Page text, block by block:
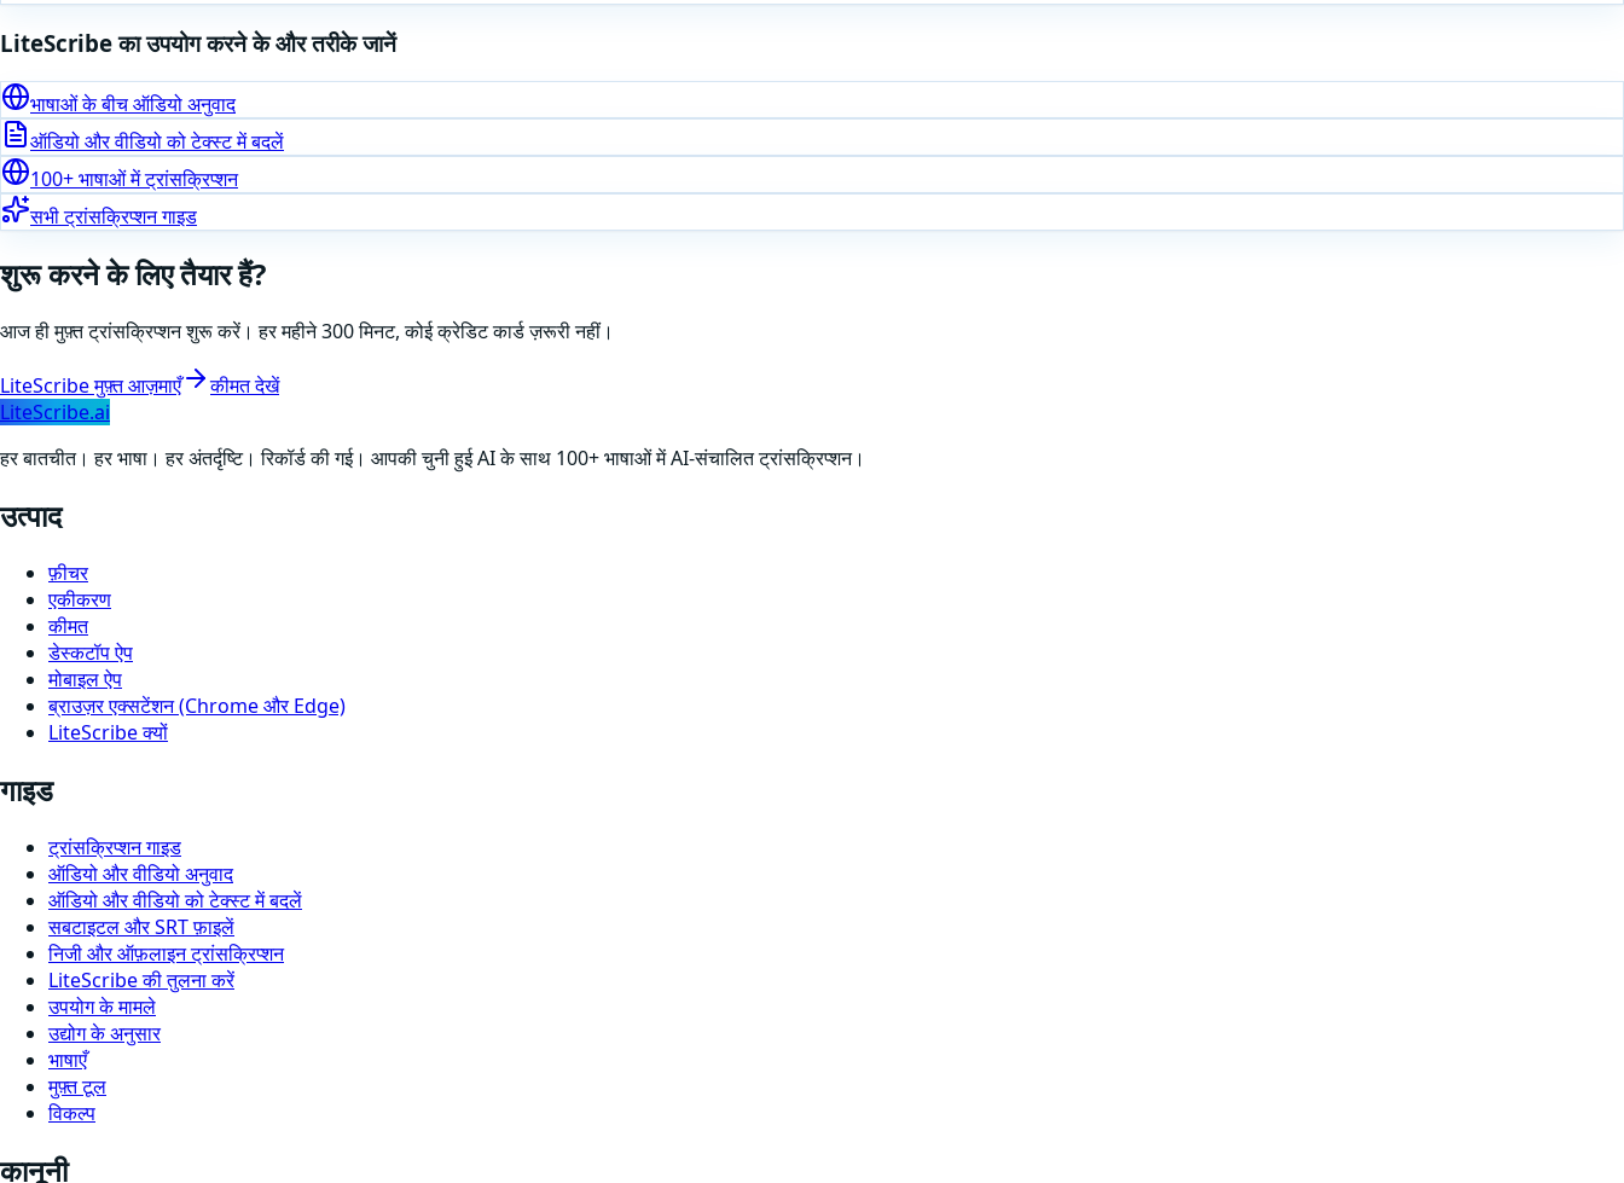
LiteScribe का उपयोग करने के और तरीके जानें
भाषाओं के बीच ऑडियो अनुवाद
ऑडियो और वीडियो को टेक्स्ट में बदलें
100+ भाषाओं में ट्रांसक्रिप्शन
सभी ट्रांसक्रिप्शन गाइड
शुरू करने के लिए तैयार हैं?
आज ही मुफ़्त ट्रांसक्रिप्शन शुरू करें। हर महीने 300 मिनट, कोई क्रेडिट कार्ड ज़रूरी नहीं।
LiteScribe मुफ़्त आज़माएँ
कीमत देखें
LiteScribe.ai
हर बातचीत। हर भाषा। हर अंतर्दृष्टि। रिकॉर्ड की गई। आपकी चुनी हुई AI के साथ 100+ भाषाओं में AI-संचालित ट्रांसक्रिप्शन।
उत्पाद
फ़ीचर
एकीकरण
कीमत
डेस्कटॉप ऐप
मोबाइल ऐप
ब्राउज़र एक्सटेंशन (Chrome और Edge)
LiteScribe क्यों
गाइड
ट्रांसक्रिप्शन गाइड
ऑडियो और वीडियो अनुवाद
ऑडियो और वीडियो को टेक्स्ट में बदलें
सबटाइटल और SRT फ़ाइलें
निजी और ऑफ़लाइन ट्रांसक्रिप्शन
LiteScribe की तुलना करें
उपयोग के मामले
उद्योग के अनुसार
भाषाएँ
मुफ़्त टूल
विकल्प
कानूनी